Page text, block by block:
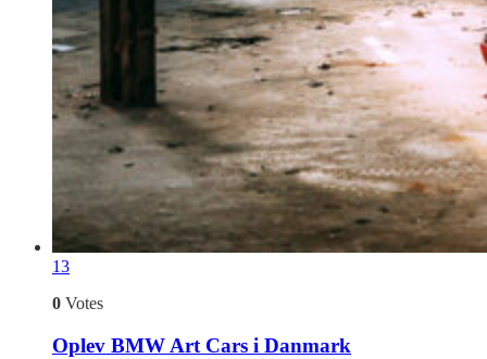
13
0 Votes
Oplev BMW Art Cars i Danmark